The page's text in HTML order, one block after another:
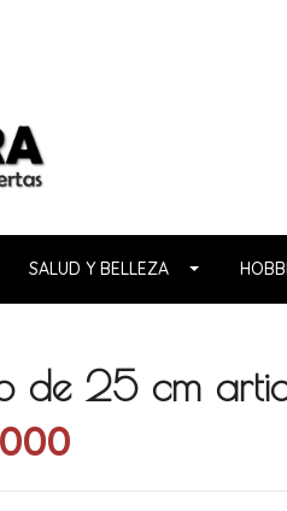
SALUD Y BELLEZA
de 25 cm